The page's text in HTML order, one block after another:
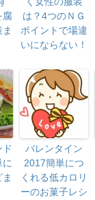
腐
は？4つのＮＧ
ポイントで場違
いにならない！
に
バレンタイン
2017簡単につ
くれる低カロリ
ーのお菓子レシ